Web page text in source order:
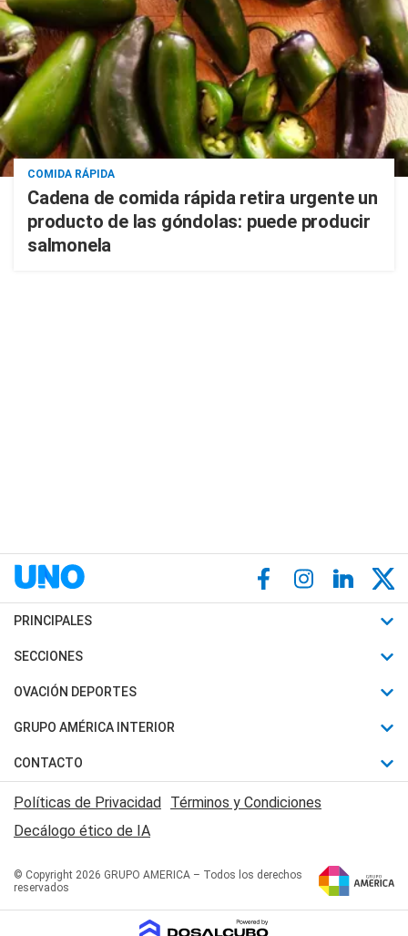
COMIDA RÁPIDA
Cadena de comida rápida retira urgente un
producto de las góndolas: puede producir
salmonela
PRINCIPALES
Últimas Noticias
Política
Judiciales
Economia
SECCIONES
Horóscopo
Motores
Trucos caseros
Series y Películas
Edictos y Solicitadas
OVACIÓN DEPORTES
Fútbol
Mundial
Automovilismo
Rugby
Básquet
GRUPO AMÉRICA INTERIOR
Canal 7 en Vivo
San Juan 8
CONTACTO
Acerca de Nosotros
Contactanos
Políticas de Privacidad Términos y Condiciones
Decálogo ético de IA
© Copyright 2026 GRUPO AMERICA – Todos los derechos
reservados